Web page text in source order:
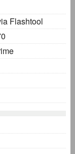
Flashtool